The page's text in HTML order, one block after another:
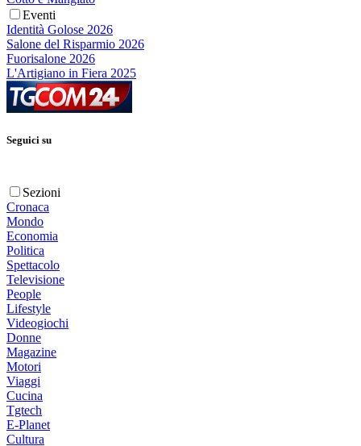
Eventi
Identità Golose 2026
Salone del Risparmio 2026
Fuorisalone 2026
L'Artigiano in Fiera 2025
Seguici su
Sezioni
Cronaca
Mondo
Economia
Politica
Spettacolo
Televisione
People
Lifestyle
Videogiochi
Donne
Magazine
Motori
Viaggi
Cucina
Tgtech
E-Planet
Cultura